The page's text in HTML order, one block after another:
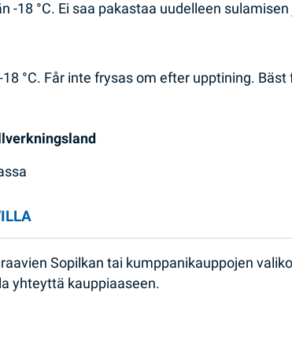
-18 °C. Ei saa pakastaa uudelleen
°C. Får inte frysas om efter upptining.
Sopilkan tai kumppanikauppojen
yhteyttä kauppiaaseen.